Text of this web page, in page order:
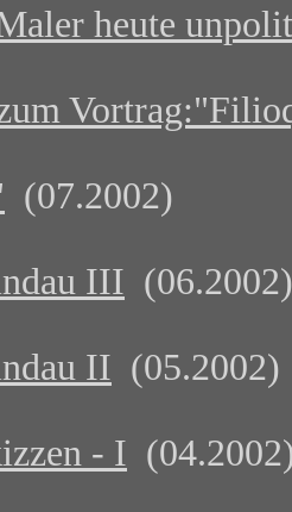
heute
(07.2002)
III (06.2002)
II (05.2002)
- I